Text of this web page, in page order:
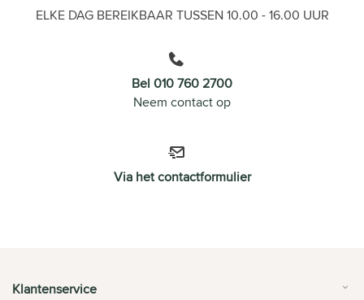
ELKE DAG BEREIKBAAR TUSSEN 10.00 - 16.00 UUR
Bel 010 760 2700
Neem contact op
Via het contactformulier
Klantenservice